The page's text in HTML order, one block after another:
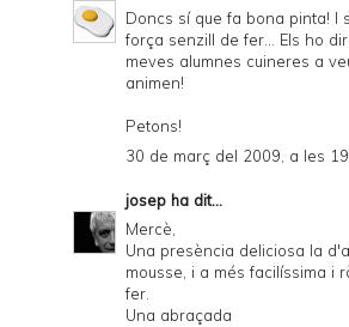
Doncs sí que fa bona pinta! I
força senzill de fer... Els ho
meves alumnes cuineres a
animen!
Petons!
30 de març del 2009, a les
josep ha dit...
Mercè,
Una presència deliciosa la
mousse, i a més facilíssima i
fer.
Una abraçada